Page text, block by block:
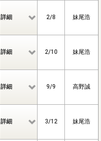
詳細 2/8 妹尾浩
詳細 2/10 妹尾浩
詳細 9/9 高野誠
詳細 3/12 妹尾浩